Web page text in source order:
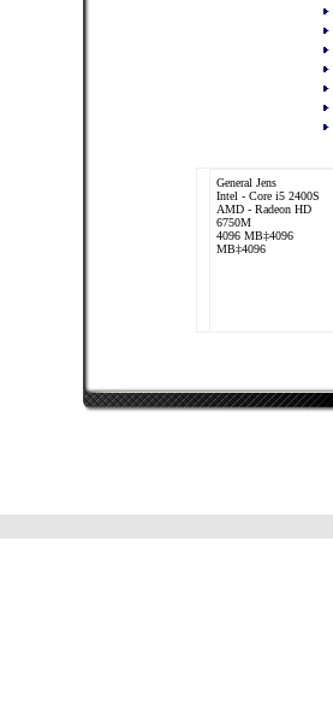
General Jens
Intel - Core i5 2400S
AMD - Radeon HD
6750M
4096 MB‡4096
MB‡4096
Nvidia Geforce 285
GTX